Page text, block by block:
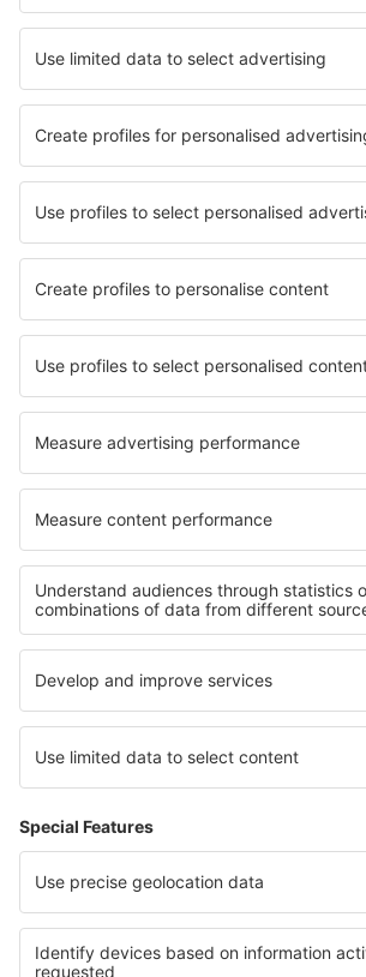
Verblijf
Vlucht+hotel
Hotels
Transfers
Attracties
Luchtvaartmaatschappijen
Brussels Airlines
Ryanair
Wizz Air
Tui Fly
Transavia
Over eSky
Algemene voorwaarden
Mijn boekingen
Privacykennisgeving
Ondersteuning en contact
Privacy
Landen
Internationale sites
eSky.eu eSky.com